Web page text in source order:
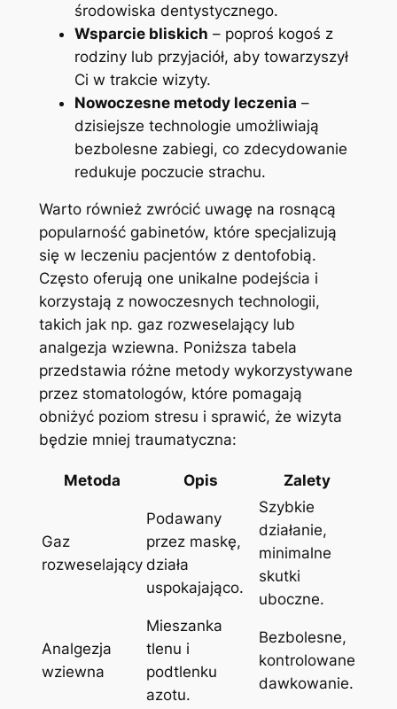
środowiska dentystycznego.
Wsparcie bliskich – poproś kogoś z
rodziny lub przyjaciół, aby towarzyszył
Ci w trakcie wizyty.
Nowoczesne metody leczenia –
dzisiejsze technologie umożliwiają
bezbolesne zabiegi, co zdecydowanie
redukuje poczucie strachu.
Warto również zwrócić uwagę na rosnącą
popularność gabinetów, które specjalizują
się w leczeniu pacjentów z dentofobią.
Często oferują one unikalne podejścia i
korzystają z nowoczesnych technologii,
takich jak np. gaz rozweselający lub
analgezja wziewna. Poniższa tabela
przedstawia różne metody wykorzystywane
przez stomatologów, które pomagają
obniżyć poziom stresu i sprawić, że wizyta
będzie mniej traumatyczna:
Metoda Opis Zalety
Gaz
rozweselający
Podawany
przez maskę,
działa
uspokajająco.
Szybkie
działanie,
minimalne
skutki
uboczne.
Analgezja
wziewna
Mieszanka
tlenu i
podtlenku
azotu.
Bezbolesne,
kontrolowane
dawkowanie.